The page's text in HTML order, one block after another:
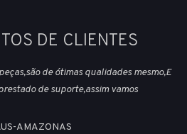
DE CLIENTES
de ótimas qualidades mesmo,E
de suporte,assim vamos
AMAZONAS